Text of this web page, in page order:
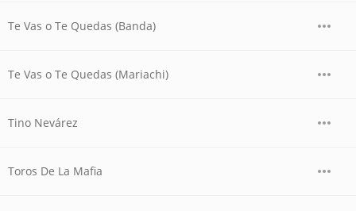
Te Vas o Te Quedas (Banda)
Te Vas o Te Quedas (Mariachi)
Tino Nevárez
Toros De La Mafia